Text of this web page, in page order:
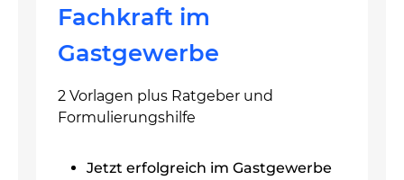
Fachkraft im
Gastgewerbe
2 Vorlagen plus Ratgeber und
Formulierungshilfe
Jetzt erfolgreich im Gastgewerbe